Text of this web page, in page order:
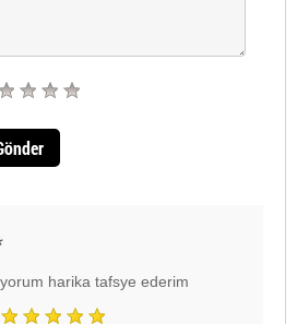
harika tafsye ederim